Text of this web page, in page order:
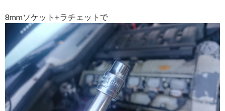
8mmソケット+ラチェットで